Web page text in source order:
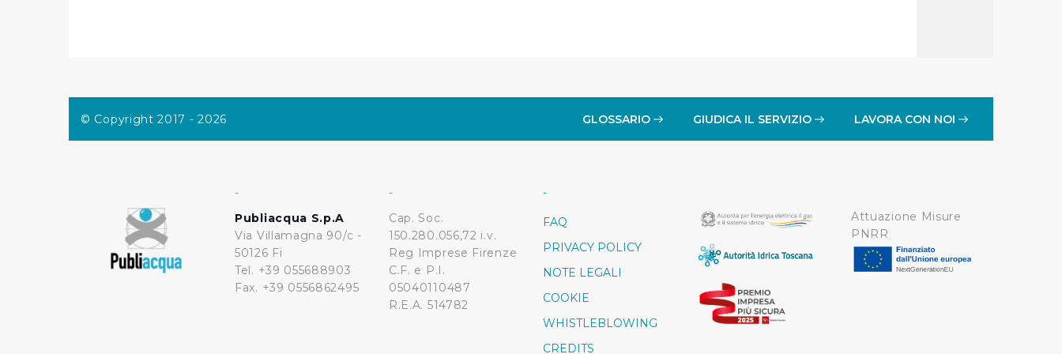
© Copyright 2017 - 2026 GLOSSARIO GIUDICA IL SERVIZIO LAVORA CON NOI
-
Publiacqua S.p.A
Via Villamagna 90/c -
50126 Fi
Tel. +39 055688903
Fax. +39 0556862495
-
Cap. Soc.
150.280.056,72 i.v.
Reg Imprese Firenze
C.F. e P.I.
05040110487
R.E.A. 514782
-
FAQ
PRIVACY POLICY
NOTE LEGALI
COOKIE
WHISTLEBLOWING
CREDITS
Attuazione Misure
PNRR